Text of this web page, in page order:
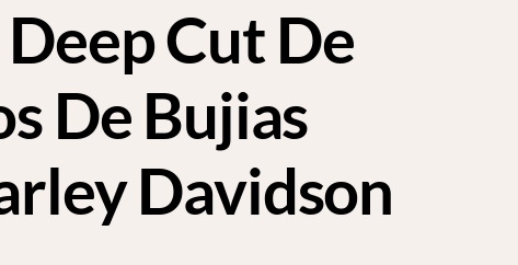
HOVER
Cut De
De Bujias
Davidson